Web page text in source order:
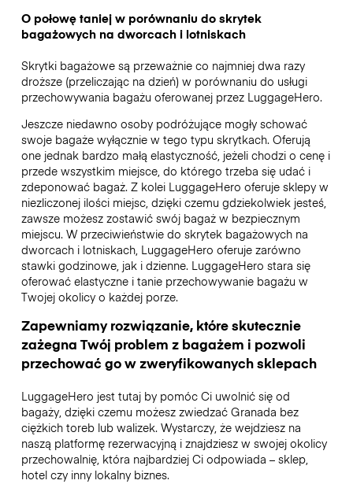
O połowę taniej w porównaniu do skrytek
bagażowych na dworcach i lotniskach
Skrytki bagażowe są przeważnie co najmniej dwa razy
droższe (przeliczając na dzień) w porównaniu do usługi
przechowywania bagażu oferowanej przez LuggageHero.
Jeszcze niedawno osoby podróżujące mogły schować
swoje bagaże wyłącznie w tego typu skrytkach. Oferują
one jednak bardzo małą elastyczność, jeżeli chodzi o cenę i
przede wszystkim miejsce, do którego trzeba się udać i
zdeponować bagaż. Z kolei LuggageHero oferuje sklepy w
niezliczonej ilości miejsc, dzięki czemu gdziekolwiek jesteś,
zawsze możesz zostawić swój bagaż w bezpiecznym
miejscu. W przeciwieństwie do skrytek bagażowych na
dworcach i lotniskach, LuggageHero oferuje zarówno
stawki godzinowe, jak i dzienne. LuggageHero stara się
oferować elastyczne i tanie przechowywanie bagażu w
Twojej okolicy o każdej porze.
Zapewniamy rozwiązanie, które skutecznie
zażegna Twój problem z bagażem i pozwoli
przechować go w zweryfikowanych sklepach
LuggageHero jest tutaj by pomóc Ci uwolnić się od
bagaży, dzięki czemu możesz zwiedzać Granada bez
ciężkich toreb lub walizek. Wystarczy, że wejdziesz na
naszą platformę rezerwacyjną i znajdziesz w swojej okolicy
przechowalnię, która najbardziej Ci odpowiada – sklep,
hotel czy inny lokalny biznes.